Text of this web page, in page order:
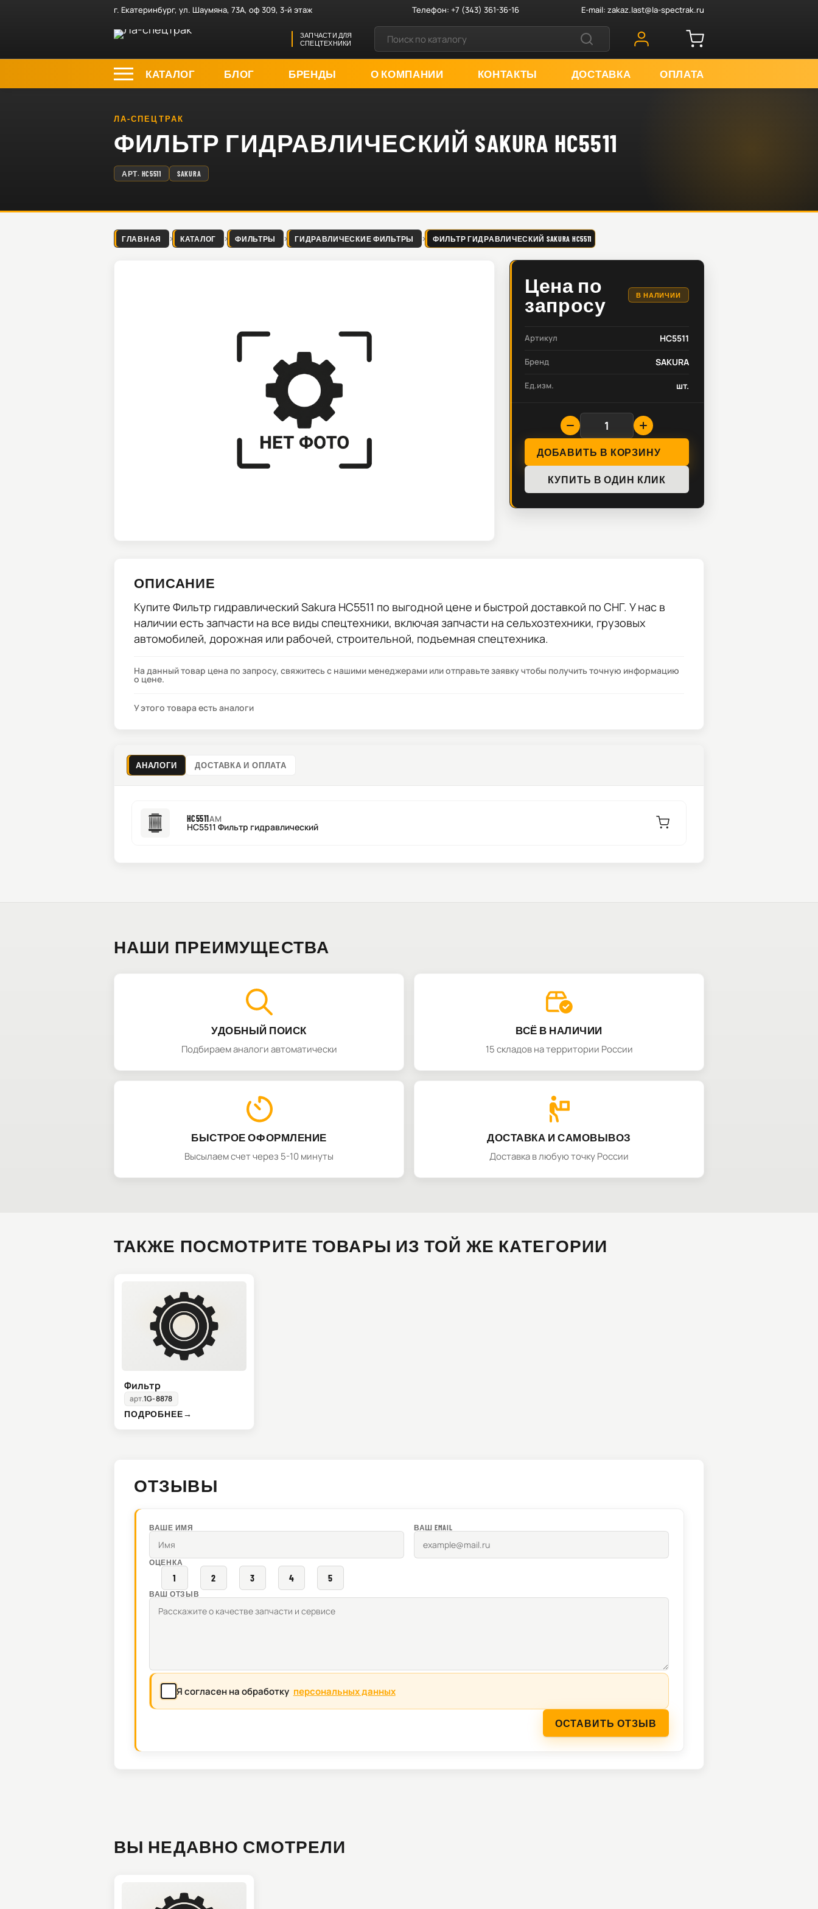
г. Екатеринбург, ул. Шаумяна, 73А, оф 309, 3-й этаж Телефон:+7 (343) 361-36-16 E-mail: zakaz.last@la-spectrak.ru
ЗАПЧАСТИ ДЛЯ
СПЕЦТЕХНИКИ
КАТАЛОГ БЛОГ БРЕНДЫ О КОМПАНИИ КОНТАКТЫ ДОСТАВКА ОПЛАТА
ЛА-СПЕЦТРАК
ФИЛЬТР ГИДРАВЛИЧЕСКИЙ SAKURA HC5511
АРТ. HC5511 SAKURA
ГЛАВНАЯ КАТАЛОГ ФИЛЬТРЫ ГИДРАВЛИЧЕСКИЕ ФИЛЬТРЫ ФИЛЬТР ГИДРАВЛИЧЕСКИЙ SAKURA HC5511
Цена по
запросу
В НАЛИЧИИ
Артикул HC5511
Бренд SAKURA
Ед.изм. шт.
ДОБАВИТЬ В КОРЗИНУ
КУПИТЬ В ОДИН КЛИК
ОПИСАНИЕ
Купите Фильтр гидравлический Sakura HC5511 по выгодной цене и быстрой доставкой по СНГ. У нас в
наличии есть запчасти на все виды спецтехники, включая запчасти на сельхозтехники, грузовых
автомобилей, дорожная или рабочей, строительной, подъемная спецтехника.
На данный товар цена по запросу, свяжитесь с нашими менеджерами или отправьте заявку чтобы получить точную информацию
о цене.
У этого товара есть аналоги
АНАЛОГИ ДОСТАВКА И ОПЛАТА
HC5511AM
HC5511 Фильтр гидравлический
НАШИ ПРЕИМУЩЕСТВА
УДОБНЫЙ ПОИСК
Подбираем аналоги автоматически
ВСЁ В НАЛИЧИИ
15 складов на территории России
БЫСТРОЕ ОФОРМЛЕНИЕ
Высылаем счет через 5-10 минуты
ДОСТАВКА И САМОВЫВОЗ
Доставка в любую точку России
ТАКЖЕ ПОСМОТРИТЕ ТОВАРЫ ИЗ ТОЙ ЖЕ КАТЕГОРИИ
Фильтр
арт.1G-8878
ПОДРОБНЕЕ→
ОТЗЫВЫ
ВАШЕ ИМЯ ВАШ EMAIL
ОЦЕНКА
1 2 3 4 5
ВАШ ОТЗЫВ
Я согласен на обработку персональных данных
ОСТАВИТЬ ОТЗЫВ
ВЫ НЕДАВНО СМОТРЕЛИ